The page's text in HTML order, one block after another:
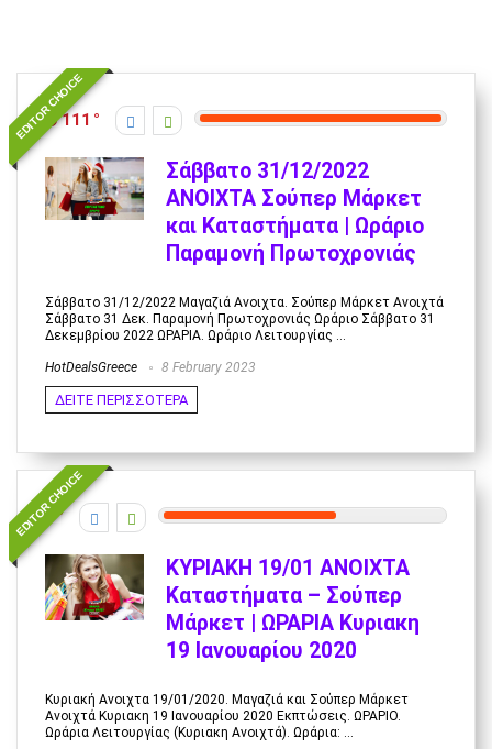
EDITOR CHOICE
111
Σάββατο 31/12/2022
ΑΝΟΙΧΤΑ Σούπερ Μάρκετ
και Καταστήματα | Ωράριο
Παραμονή Πρωτοχρονιάς
Σάββατο 31/12/2022 Μαγαζιά Ανοιχτα. Σούπερ Μάρκετ Ανοιχτά
Σάββατο 31 Δεκ. Παραμονή Πρωτοχρονιάς Ωράριο Σάββατο 31
Δεκεμβρίου 2022 ΩΡΑΡΙΑ. Ωράριο Λειτουργίας ...
HotDealsGreece 8 February 2023
ΔΕΙΤΕ ΠΕΡΙΣΣΟΤΕΡΑ
EDITOR CHOICE
6
ΚΥΡΙΑΚΗ 19/01 ΑΝΟΙΧΤΑ
Καταστήματα – Σούπερ
Μάρκετ | ΩΡΑΡΙΑ Κυριακη
19 Ιανουαρίου 2020
Κυριακή Ανοιχτα 19/01/2020. Μαγαζιά και Σούπερ Μάρκετ
Ανοιχτά Κυριακη 19 Ιανουαρίου 2020 Εκπτώσεις. ΩΡΑΡΙΟ.
Ωράρια Λειτουργίας (Κυριακη Ανοιχτά). Ωράρια: ...